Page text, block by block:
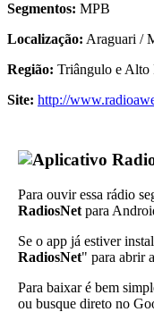
Segmentos: MPB
Localização: Araguari /
Região: Triângulo e Alto
Site: http://
Para ouvir essa rádio
RadiosNet para
Se o app já estiver
RadiosNet" para abrir
Para baixar é bem
ou busque direto no